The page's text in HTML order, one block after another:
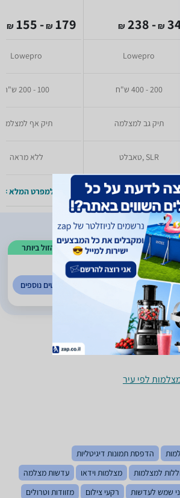
₪
- 238
₪
Lowepro
200 - 400 ש"ח
תיק גב למצלמה
SLR ,טאבלט
למפרט המלא >>
179
₪
- 155
₪
Lowepro
100 - 200 ש"ח
תיק אף למצלמה
ללא מראה
למפרט המלא
הזול ביותר
3
(
472
)
לפרטים נוספים
לפי עיר
הדפסת תמונות דיגיטליות
למצלמות מצלמות וידאו
עדשות מצלמה
שמש לעדשות רקעי צילום
מזוודות וטרולים